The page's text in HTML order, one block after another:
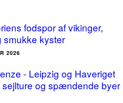
fodspor af vikinger,
smukke kyster
2026
- Leipzig og Haveriget
sejlture og spændende byer